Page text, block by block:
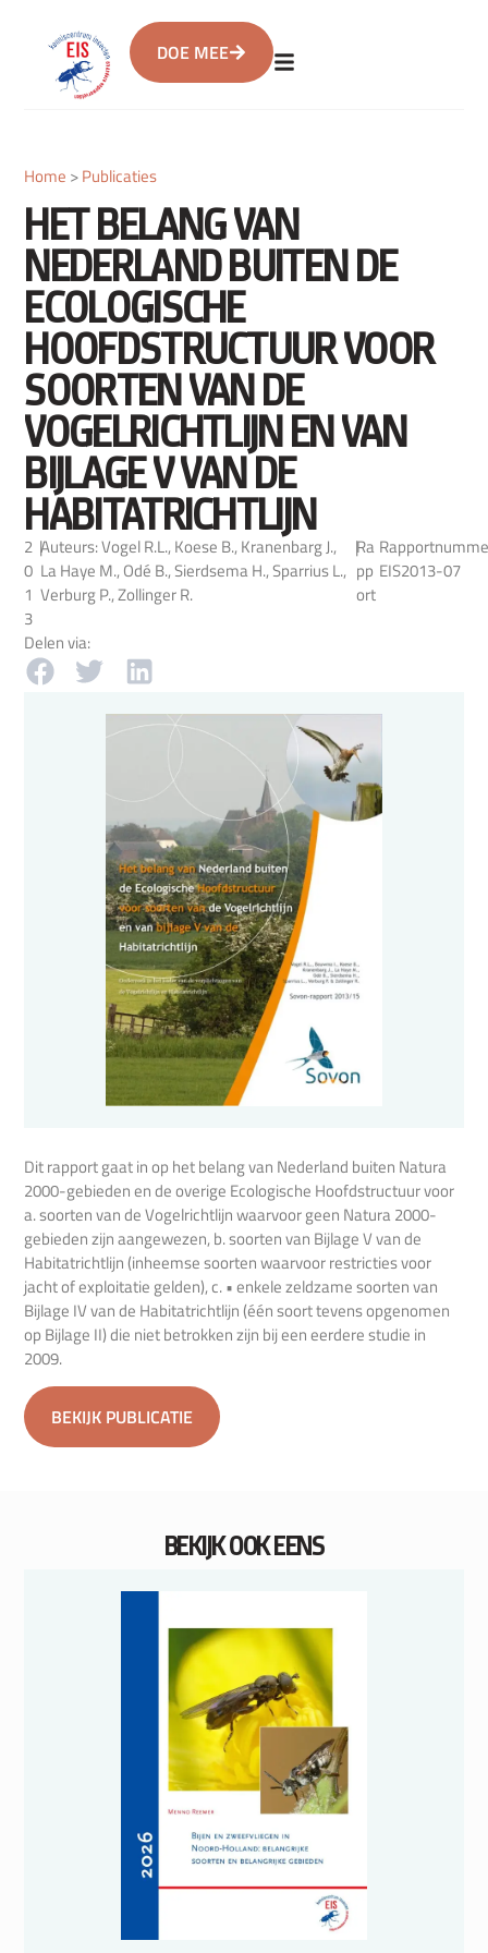
DOE MEE
Home >Publicaties
HET BELANG VAN
NEDERLAND BUITEN DE
ECOLOGISCHE
HOOFDSTRUCTUUR VOOR
SOORTEN VAN DE
VOGELRICHTLIJN EN VAN
BIJLAGE V VAN DE
HABITATRICHTLIJN
2
0
1
3
|Auteurs: Vogel R.L., Koese B., Kranenbarg J.,
La Haye M., Odé B., Sierdsema H., Sparrius L.,
Verburg P., Zollinger R.
|Ra
pp
ort
EIS2013-07
Delen via:
Dit rapport gaat in op het belang van Nederland buiten Natura
2000-gebieden en de overige Ecologische Hoofdstructuur voor
a. soorten van de Vogelrichtlijn waarvoor geen Natura 2000-
gebieden zijn aangewezen, b. soorten van Bijlage V van de
Habitatrichtlijn (inheemse soorten waarvoor restricties voor
jacht of exploitatie gelden), c. • enkele zeldzame soorten van
Bijlage IV van de Habitatrichtlijn (één soort tevens opgenomen
op Bijlage II) die niet betrokken zijn bij een eerdere studie in
2009.
BEKIJK PUBLICATIE
BEKIJK OOK EENS